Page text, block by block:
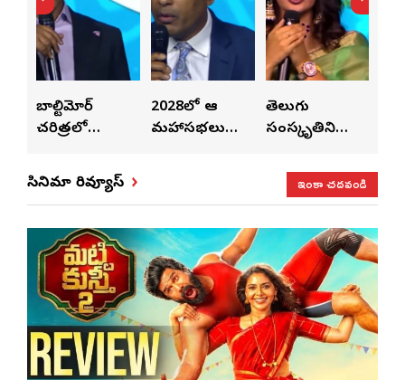
బాల్టిమోర్
చరిత్రలో
వేడుక ఇది: శ్రీధర్
2028లో ఆటా
మహాసభలు
తెలుగు
సంస్కృతిని
చేస్తున్నారు:
అనన్య నాగళ్ల
సినిమా రివ్యూస్ ఇంకా చదవండి